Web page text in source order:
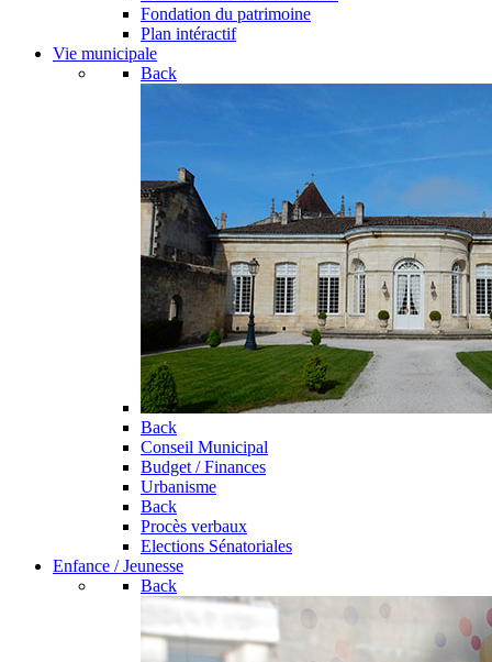
Fondation du patrimoine
Plan intéractif
Vie municipale
Back
Back
Conseil Municipal
Budget / Finances
Urbanisme
Back
Procès verbaux
Elections Sénatoriales
Enfance / Jeunesse
Back